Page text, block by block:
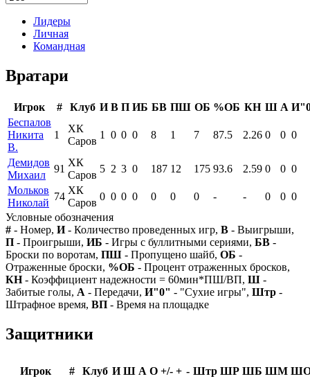
Лидеры
Личная
Командная
Вратари
Игрок # Клуб И В П ИБ БВ ПШ ОБ %ОБ КН Ш А
Беспалов
Никита
В.
1
ХК
Саров
1 0 0 0 8 1 7 87.5 2.26 0 0 0
Демидов
Михаил
91
ХК
Саров
5 2 3 0 187 12 175 93.6 2.59 0 0 0
Мольков
Николай
74
ХК
Саров
0 0 0 0 0 0 0 - - 0 0 0
Условные обозначения
# - Номер, И- Количество проведенных игр, В - Выигрыши,
П - Проигрыши, ИБ - Игры с буллитными сериями, БВ -
Броски по воротам, ПШ - Пропущено шайб, ОБ -
Отраженные броски, %ОБ - Процент отраженных бросков,
КН- Коэффициент надежности = 60мин*ПШ/ВП, Ш -
Забитые голы, А - Передачи, И"0" - "Сухие игры", Штр -
Штрафное время, ВП - Время на площадке
Защитники
Игрок # Клуб И Ш А О +/- + - Штр ШР ШБ ШМ